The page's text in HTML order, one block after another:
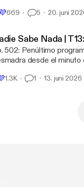
sumamos otra temporada (atropellada, pero
de croquetas y de
bolígrafos afilados,
jugar a Words en la
669 5 20. juni
Sabe Nada |
502: Penúltimo
desde el minuto
de look
la aparición de expertos
1.3K 1 13. juni 2026